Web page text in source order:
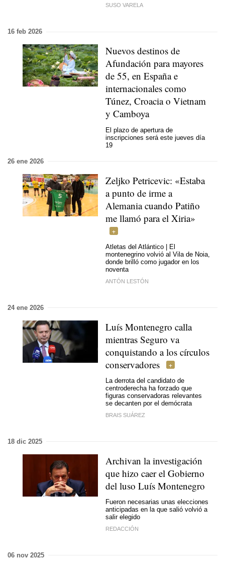
SUSO VARELA
16 feb 2026
Nuevos destinos de
Afundación para mayores
de 55, en España e
internacionales como
Túnez, Croacia o Vietnam
y Camboya
El plazo de apertura de
inscripciones será este jueves día
19
26 ene 2026
Zeljko Petricevic: «Estaba
a punto de irme a
Alemania cuando Patiño
me llamó para el Xiria»
Atletas del Atlántico | El
montenegrino volvió al Vila de Noia,
donde brilló como jugador en los
noventa
ANTÓN LESTÓN
24 ene 2026
Luís Montenegro calla
mientras Seguro va
conquistando a los círculos
conservadores
La derrota del candidato de
centroderecha ha forzado que
figuras conservadoras relevantes
se decanten por el demócrata
BRAIS SUÁREZ
18 dic 2025
Archivan la investigación
que hizo caer el Gobierno
del luso Luís Montenegro
Fueron necesarias unas elecciones
anticipadas en la que salió volvió a
salir elegido
REDACCIÓN
06 nov 2025